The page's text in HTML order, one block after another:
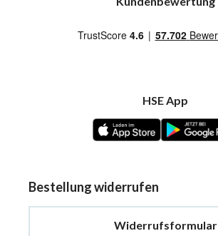
HSE App
Bestellung widerrufen
Widerrufsformular